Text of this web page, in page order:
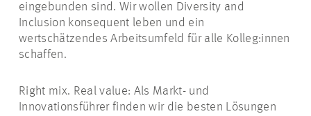
eingebunden sind. Wir wollen Diversity and
Inclusion konsequent leben und ein
wertschätzendes Arbeitsumfeld für alle Kolleg:innen
schaffen.
Right mix. Real value: Als Markt- und
Innovationsführer finden wir die besten Lösungen